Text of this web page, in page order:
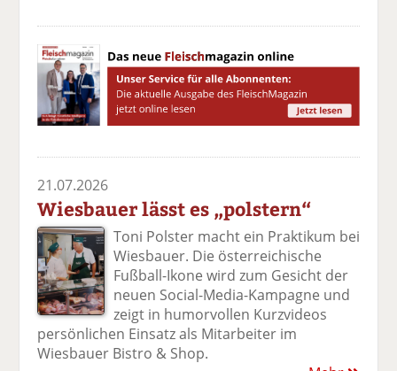
21.07.2026
Wiesbauer lässt es „polstern“
Toni Polster macht ein Praktikum bei
Wiesbauer. Die österreichische
Fußball-Ikone wird zum Gesicht der
neuen Social-Media-Kampagne und
zeigt in humorvollen Kurzvideos
persönlichen Einsatz als Mitarbeiter im
Wiesbauer Bistro & Shop.